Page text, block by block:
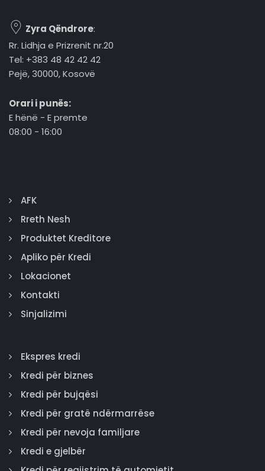
Zyra Qëndrore:
Rr. Lidhja e Prizrenit nr.20
Tel: +383 48 42 42 42
Pejë, 30000, Kosovë
Orari i punës:
E hënë - E premte
08:00 - 16:00
AFK
Rreth Nesh
Produktet Kreditore
Apliko për Kredi
Lokacionet
Kontakti
Sinjalizimi
Ekspres kredi
Kredi për biznes
Kredi për bujqësi
Kredi për gratë ndërmarrëse
Kredi për nevoja familjare
Kredi e gjelbër